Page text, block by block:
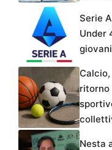
Serie
Under
ritorno
Nesta